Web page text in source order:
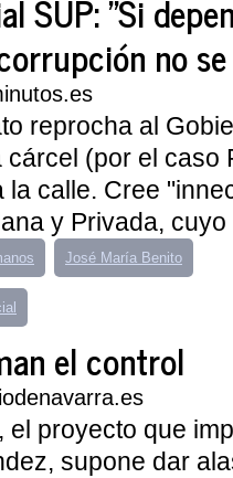
SUP: "Si
no
reprocha al
(por el caso
la calle. Cree
y Privada,
José María Benito
el control
el proyecto que
supone dar